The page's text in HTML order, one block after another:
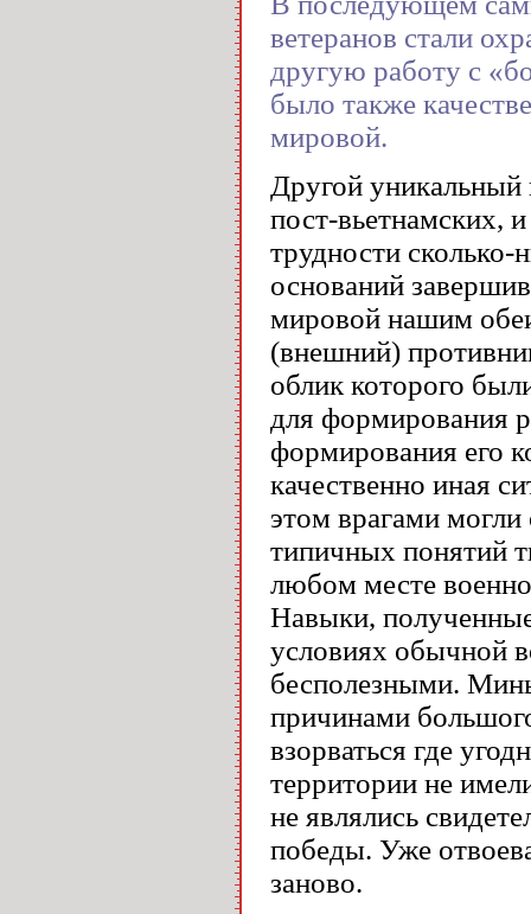
ветеранов стали
другую работу с
было также
мировой.
Другой
пост-вьетнамских,
трудности сколько-
оснований
мировой нашим
(внешний)
облик которого
для формирования
формирования его
качественно иная
этом врагами
типичных понятий
любом месте
Навыки,
условиях обычной
бесполезными.
причинами
взорваться где
территории не
не являлись
победы. Уже
заново.